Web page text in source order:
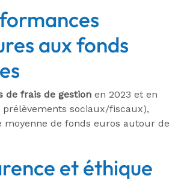
aux fonds
de frais de gestion en 2023 et en
prélèvements sociaux/fiscaux),
moyenne de fonds euros autour de
et éthique